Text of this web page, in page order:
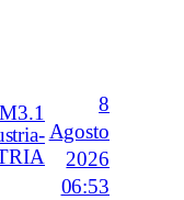
8
Agosto
2026
06:53